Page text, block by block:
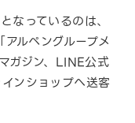
なっているのは、
ルペングループメ
ガジン、LINE公式
ンショップへ送客